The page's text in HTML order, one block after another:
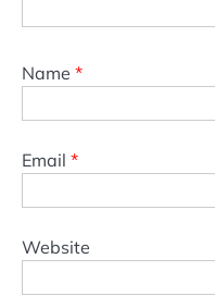
Name *
Email *
Website